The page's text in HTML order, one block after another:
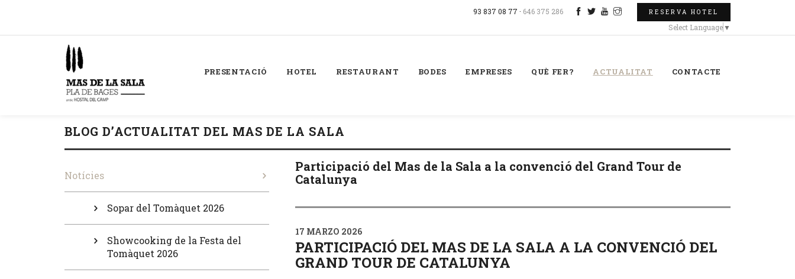
93 837 08 77 · 646 375 286 RESERVA HOTEL
Select Language▼
PRESENTACIÓ HOTEL RESTAURANT BODES EMPRESES QUÈ FER? ACTUALITAT CONTACTE
BLOG D’ACTUALITAT DEL MAS DE LA SALA
Notícies
Sopar del Tomàquet 2026
Showcooking de la Festa del
Tomàquet 2026
Participació del Mas de la Sala a la convenció del Grand Tour de
Catalunya
17 MARZO 2026
PARTICIPACIÓ DEL MAS DE LA SALA A LA CONVENCIÓ DEL
GRAND TOUR DE CATALUNYA